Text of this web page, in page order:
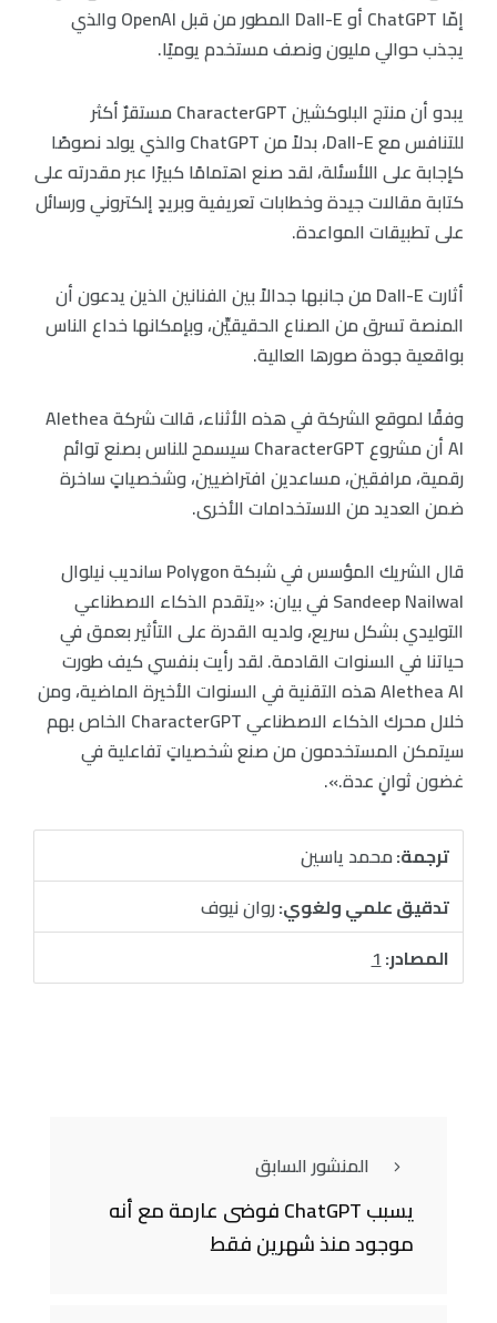
إمّا ChatGPT أو Dall-E المطور من قبل OpenAI والذي
يجذب حوالي مليون ونصف مستخدم يوميًا.
يبدو أن منتج البلوكشين CharacterGPT مستقرٌ أكثر
للتنافس مع Dall-E، بدلاً من ChatGPT والذي يولد نصوصًا
كإجابة على اللأسئلة، لقد صنع اهتمامًا كبيرًا عبر مقدرته على
كتابة مقالات جيدة وخطابات تعريفية وبريدٍ إلكتروني ورسائل
على تطبيقات المواعدة.
أثارت Dall-E من جانبها جدالاً بين الفنانين الذين يدعون أن
المنصة تسرق من الصناع الحقيقيِّن، وبإمكانها خداع الناس
بواقعية جودة صورها العالية.
وفقًا لموقع الشركة في هذه الأثناء، قالت شركة Alethea
AI أن مشروع CharacterGPT سيسمح للناس بصنع توائم
رقمية، مرافقين، مساعدين افتراضيين، وشخصياتٍ ساخرة
ضمن العديد من الاستخدامات الأخرى.
قال الشريك المؤسس في شبكة Polygon سانديب نيلوال
Sandeep Nailwal في بيان: «يتقدم الذكاء الاصطناعي
التوليدي بشكل سريع، ولديه القدرة على التأثير بعمق في
حياتنا في السنوات القادمة. لقد رأيت بنفسي كيف طورت
Alethea AI هذه التقنية في السنوات الأخيرة الماضية، ومن
خلال محرك الذكاء الاصطناعي CharacterGPT الخاص بهم
سيتمكن المستخدمون من صنع شخصياتٍ تفاعلية في
غضون ثوانٍ عدة.».
ترجمة:محمد ياسين
تدقيق علمي ولغوي:روان نيوف
المصادر:1
المنشور السابق
يسبب ChatGPT فوضى عارمة مع أنه
موجود منذ شهرين فقط